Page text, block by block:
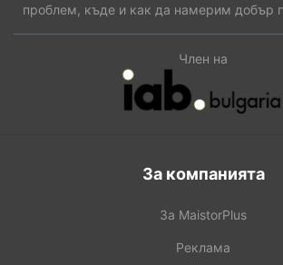
проблем, къде и как да намерим добър
Член на
За компанията
За MaistorPlus
Реклама